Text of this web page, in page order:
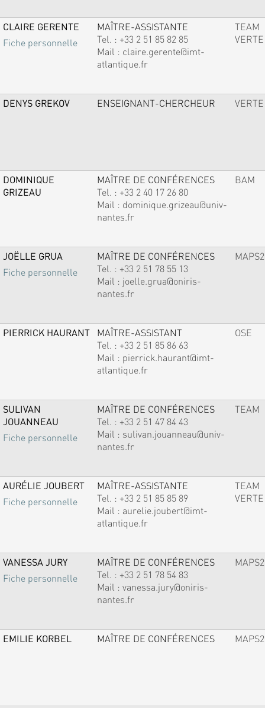
CLAIRE GERENTE
Fiche personnelle
MAÎTRE-ASSISTANTE
Tel. : +33 2 51 85 82 85
Mail : claire.gerente@imt-
atlantique.fr
TEAM
VERTE
DENYS GREKOV ENSEIGNANT-CHERCHEUR VERTE
DOMINIQUE
GRIZEAU
MAÎTRE DE CONFÉRENCES
Tel. : +33 2 40 17 26 80
Mail : dominique.grizeau@univ-
nantes.fr
BAM
JOËLLE GRUA
Fiche personnelle
MAÎTRE DE CONFÉRENCES
Tel. : +33 2 51 78 55 13
Mail : joelle.grua@oniris-
nantes.fr
MAPS2
PIERRICK HAURANT
MAÎTRE-ASSISTANT
Tel. : +33 2 51 85 86 63
Mail : pierrick.haurant@imt-
atlantique.fr
OSE
SULIVAN
JOUANNEAU
Fiche personnelle
MAÎTRE DE CONFÉRENCES
Tel. : +33 2 51 47 84 43
Mail : sulivan.jouanneau@univ-
nantes.fr
TEAM
AURÉLIE JOUBERT
Fiche personnelle
MAÎTRE-ASSISTANTE
Tel. : +33 2 51 85 85 89
Mail : aurelie.joubert@imt-
atlantique.fr
TEAM
VERTE
VANESSA JURY
Fiche personnelle
MAÎTRE DE CONFÉRENCES
Tel. : +33 2 51 78 54 83
Mail : vanessa.jury@oniris-
nantes.fr
MAPS2
EMILIE KORBEL MAÎTRE DE CONFÉRENCES MAPS2